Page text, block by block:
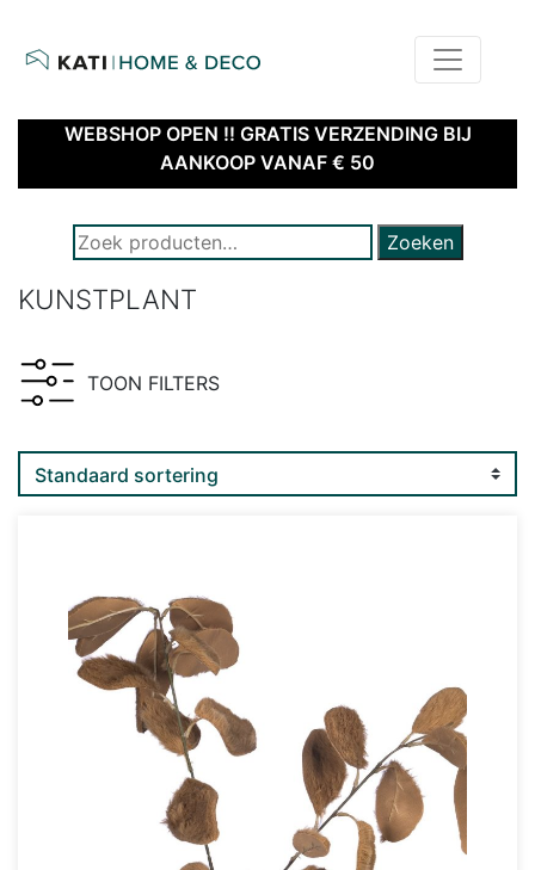
homekati – home & deco | webshop
WEBSHOP OPEN !! GRATIS VERZENDING BIJ
AANKOOP VANAF € 50
ZOEK NAAR PRODUCTEN: Zoeken
KUNSTPLANT
TOON FILTERS